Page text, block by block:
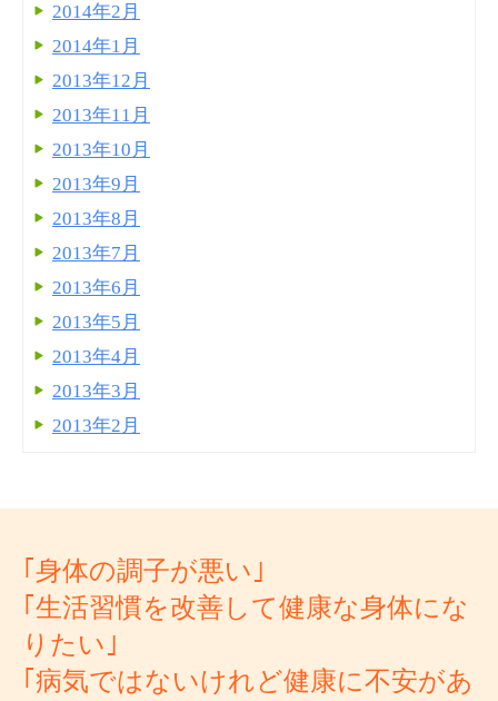
2014年2月
2014年1月
2013年12月
2013年11月
2013年10月
2013年9月
2013年8月
2013年7月
2013年6月
2013年5月
2013年4月
2013年3月
2013年2月
｢身体の調子が悪い｣
｢生活習慣を改善して健康な身体にな
りたい｣
｢病気ではないけれど健康に不安があ